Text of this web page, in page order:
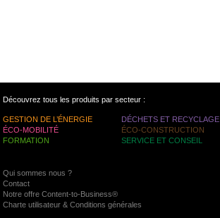
Découvrez tous les produits par secteur :
GESTION DE L’ÉNERGIE DÉCHETS ET RECYCLAGE
ÉCO-MOBILITÉ
ÉCO-CONSTRUCTION
FORMATION
SERVICE ET CONSEIL
Qui sommes nous ?
Contact
Notre offre Content-to-Business®
Charte utilisateur & Conditions générales